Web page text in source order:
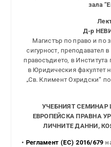
зала “
Д-р
Магистър по право и по
сигурност, преподавател
правосъдието, в
в Юридическия факултет
„Св. Климент Охридски“
УЧЕБНИЯТ СЕМИНАР
ЕВРОПЕЙСКА ПРАВНА
ЛИЧНИТЕ ДАННИ,
• Регламент (ЕС) 2016/679